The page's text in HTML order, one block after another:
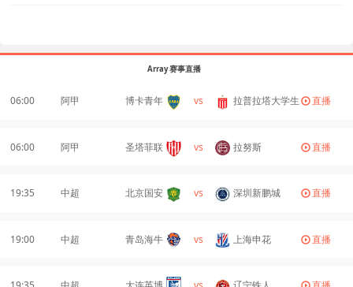
Array 赛事直播
06:00 阿甲 博卡青年 vs 拉普拉塔大学生 直播
06:00 阿甲 圣塔菲联 vs 拉努斯 直播
19:35 中超 北京国安 vs 深圳新鹏城 直播
19:00 中超 青岛海牛 vs 上海申花 直播